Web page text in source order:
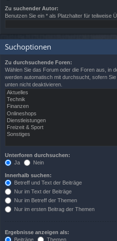
Zu suchender Autor:
Benutzen Sie ein * als Platzhalter für teilweise
Suchoptionen
Zu durchsuchende Foren:
Wählen Sie das Forum oder die Foren aus, in
werden automatisch mit durchsucht, sofern
unten nicht deaktivieren.
Unterforen durchsuchen:
Ja
Nein
Innerhalb suchen:
Betreff und Text der Beiträge
Nur im Text der Beiträge
Nur im Betreff der Themen
Nur im ersten Beitrag der Themen
Ergebnisse anzeigen als:
Beiträge
Themen